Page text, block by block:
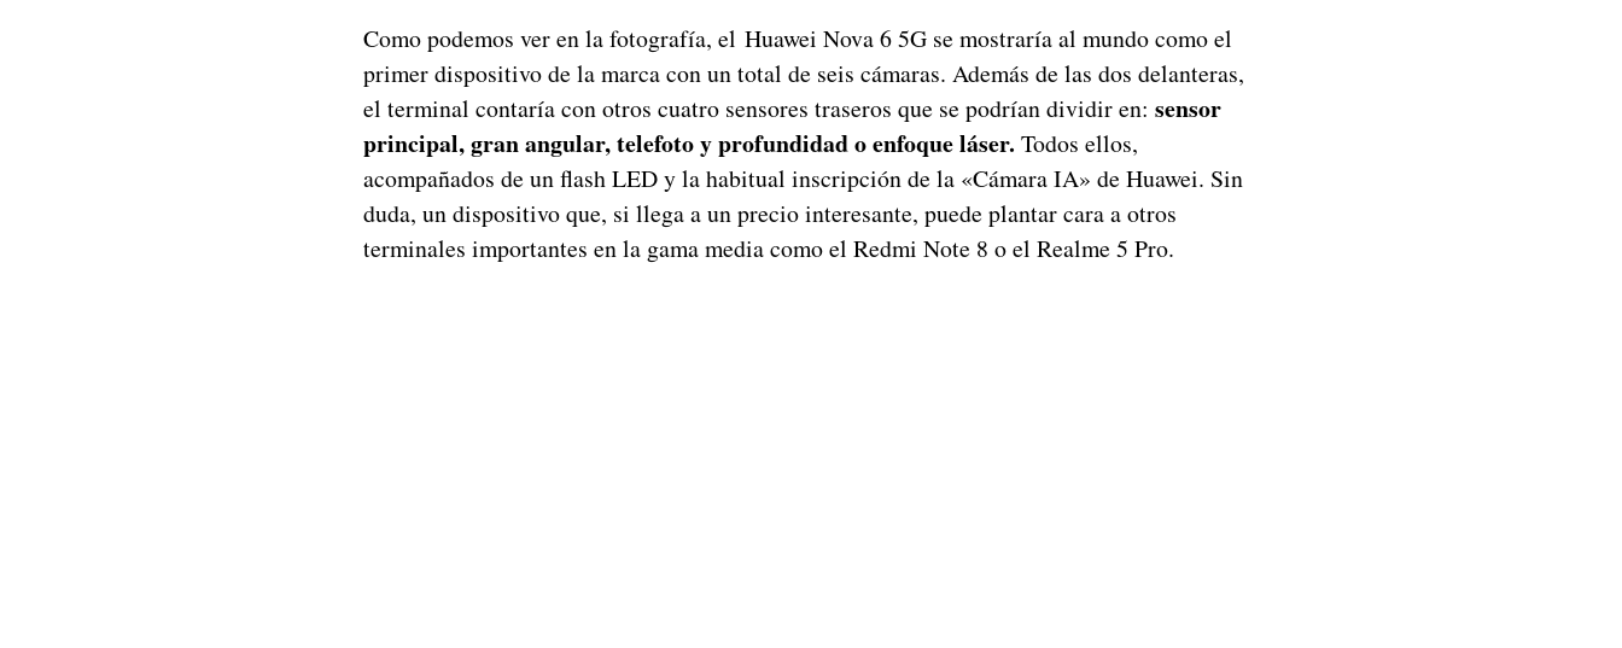
Como podemos ver en la fotografía, el Huawei Nova 6 5G se mostraría al mundo como el
primer dispositivo de la marca con un total de seis cámaras. Además de las dos delanteras,
el terminal contaría con otros cuatro sensores traseros que se podrían dividir en: sensor
principal, gran angular, telefoto y profundidad o enfoque láser. Todos ellos,
acompañados de un flash LED y la habitual inscripción de la «Cámara IA» de Huawei. Sin
duda, un dispositivo que, si llega a un precio interesante, puede plantar cara a otros
terminales importantes en la gama media como el Redmi Note 8 o el Realme 5 Pro.